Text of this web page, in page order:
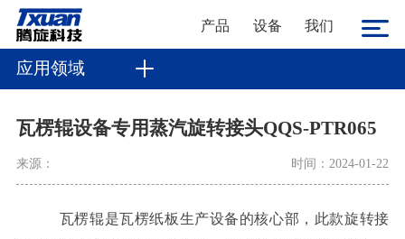
产品 设备 我们
应用领域
瓦楞辊设备专用蒸汽旋转接头QQS-PTR065
来源： 时间：2024-01-22
瓦楞辊是瓦楞纸板生产设备的核心部 ， 此款旋转接